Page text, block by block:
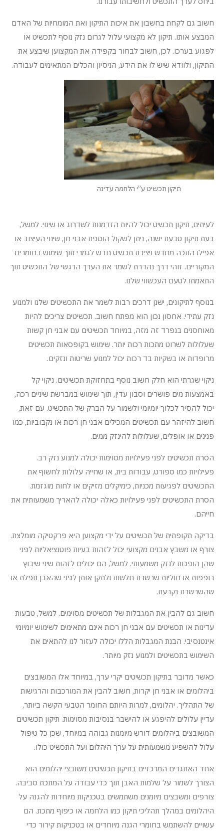
חשוב גם לקחת בחשבון את איכות התיקון ואת המומחיות של האדם
המבצע אותו. תיקון לא מקצועי עלול לגרום נזק נוסף לתכשיט או
לפגוע בערכו. לכן, חשוב לבחור בקפידה את המקצוען שיבצע את
התיקון, ולוודא שיש לו את הידע, הניסיון והכלים המתאימים לעבודה.
תיקון תכשיט ע”י הלחמה עדינה
לעיתים, תיקון תכשיט יכול להיות הזדמנות לשדרוג או שינוי. למשל,
בעת תיקון טבעת ישנה, ניתן לשקול הוספת אבני חן, שינוי העיצוב או
אפילו התכה מחדש ויצירת תכשיט חדש לגמרי תוך שימוש בחומרים
המקוריים. זוהי דרך נהדרת לשמר את הערך הרגשי של התכשיט תוך
התאמתו לטעם העכשווי שלנו.
בנוסף לתיקונים, ישנן דרכים רבות לשמר את התכשיטים שלנו ולמנוע
נזק עתידי. אחסון נכון הוא מפתח חשוב. תכשיטים צריכים להיות
מאוחסנים בנפרד זה מזה, במיוחד תכשיטים עם אבני חן קשות
שעלולות לשרוט מתכות רכות יותר. שימוש בקופסאות תכשיטים
מרופדות או בשקיות בד רכות יכול למנוע שריטות ונזקים.
ניקוי שגרתי הוא חלק חשוב נוסף בתחזוקת תכשיטים. ניקוי קל
באמצעות מים פושרים וסבון עדין, תוך שימוש במברשת שיניים רכה,
יכול להסיר לכלוך יומיומי ולשמור על הברק של התכשיט. עם זאת,
חשוב להיזהר עם תכשיטים המכילים אבני חן רכות או נקבוביות, כמו
פנינים או אופלים, שעלולות להינזק ממים.
הסרת תכשיטים לפני פעילויות מסוימות יכולה למנוע נזק רב.
פעילויות כמו ספורט, עבודות בית, או שחייה עלולות לחשוף את
התכשיטים לפגיעות מכניות, כימיקלים מזיקים או לחות מוגזמת.
הסרת התכשיטים לפני פעילויות כאלה יכולה להאריך משמעותית את
חייהם.
בדיקה תקופתית של תכשיטים על ידי מקצוען היא פרקטיקה מומלצת.
צורף או משבץ אבנים מקצועי יכול לזהות בעיות פוטנציאליות לפני
שהן הופכות לנזק משמעותי. למשל, הם יכולים לזהות שיני שיבוץ
רופפות או חוליות שרשרת חלשות ולתקן אותן לפני שהאבן נופלת או
שהשרשרת נקרעת.
חשוב גם להבין את המגבלות של תכשיטים מסוימים. למשל, טבעות
עדינות או תכשיטים עם אבני חן רכות אינם מתאימים לשימוש יומיומי
אינטנסיבי. הבנת המגבלות הללו יכולה לעזור לנו להתאים את
השימוש בתכשיטים ולמנוע נזק מיותר.
כאשר מדובר בתיקון תכשיטים יקרי ערך, במיוחד אלו המשובצים
ביהלומים או אבני חן יקרות, חשוב להבין את המורכבות והרגישות
של התהליך. יהלומים, למרות היותם החומר הטבעי הקשה ביותר,
עדיין עלולים להיפגע או להישבר בנסיבות מסוימות. תיקון תכשיטים
המשובצים ביהלומים דורש מיומנות גבוהה במיוחד, שכן כל טיפול
עלול להשפיע משמעותית על ערך היהלום ועל התכשיט כולו.
אחד האתגרים המרכזיים בתיקון תכשיטים משובצי יהלומים הוא
הצורך לשמור על שלמות האבן תוך כדי עבודה על המתכת סביבה.
צורפים ומשבצים מיומנים משתמשים בטכניקות מיוחדות להגנה על
היהלומים במהלך תהליכי תיקון כמו הלחמה או כיפוף מתכת. הם
עשויים להשתמש בחומרי הגנה מיוחדים או בטכניקות קירור כדי